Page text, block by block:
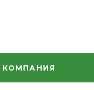
КОМПАНИЯ